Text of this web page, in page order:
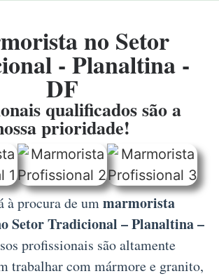
no Setor
- Planaltina -
DF
qualificados são a
prioridade!
à procura de ummarmorista
Setor Tradicional – Planaltina –
profissionais são altamente
trabalhar com mármore e granito,